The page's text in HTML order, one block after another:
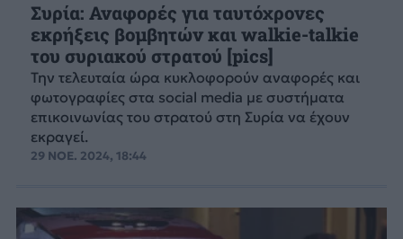
Συρία: Αναφορές για ταυτόχρονες
εκρήξεις βομβητών και walkie-talkie
του συριακού στρατού [pics]
Την τελευταία ώρα κυκλοφορούν αναφορές και
φωτογραφίες στα social media με συστήματα
επικοινωνίας του στρατού στη Συρία να έχουν
εκραγεί.
29 ΝΟΕ. 2024, 18:44